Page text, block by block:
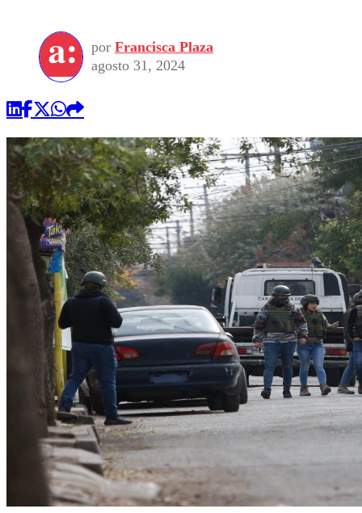
por Francisca Plaza
agosto 31, 2024